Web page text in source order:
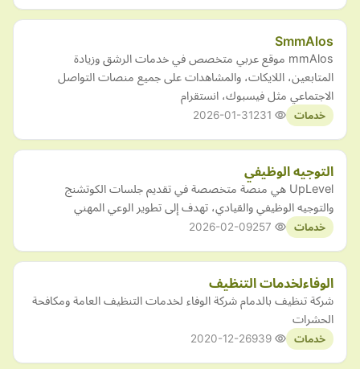
SmmAlos
mmAlos موقع عربي متخصص في خدمات الرشق وزيادة
المتابعين، اللايكات، والمشاهدات على جميع منصات التواصل
الاجتماعي مثل فيسبوك، انستقرام
خدمات 2026-01-31
التوجيه الوظيفي
UpLevel هي منصة متخصصة في تقديم جلسات الكوتشنج
والتوجيه الوظيفي والقيادي، تهدف إلى تطوير الوعي المهني
خدمات 2026-02-09
الوفاءلخدمات التنظيف
شركة تنظيف بالدمام شركة الوفاء لخدمات التنظيف العامة ومكافحة
الحشرات
خدمات 2020-12-26